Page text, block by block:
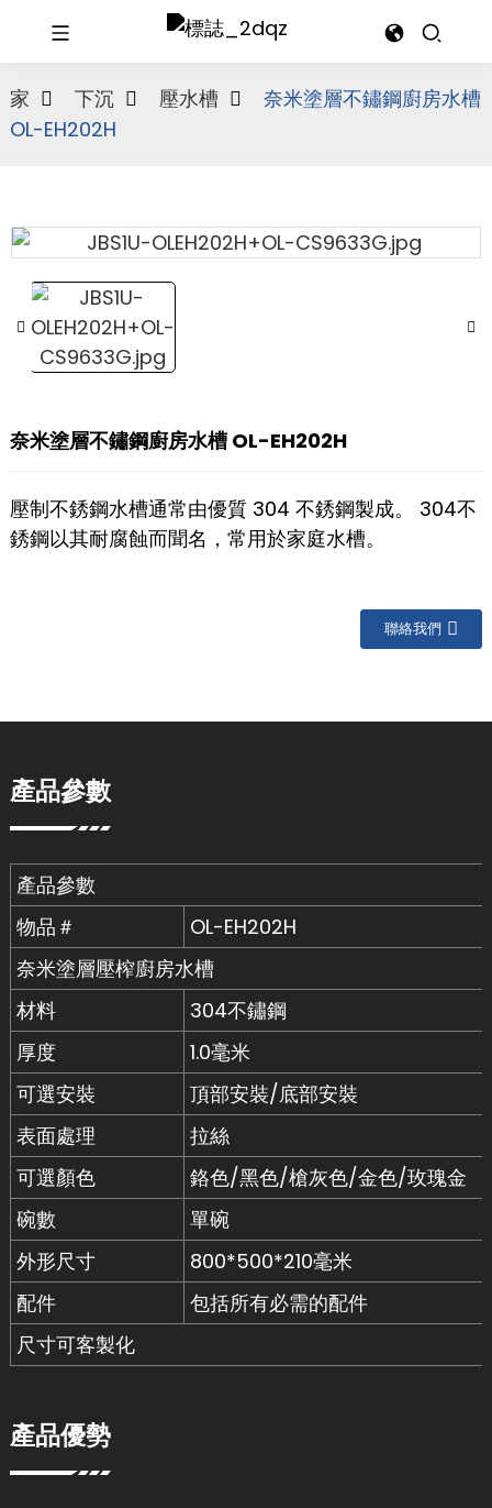
家 下沉 壓水槽
奈米塗層不鏽鋼廚房水槽
OL-EH202H
奈米塗層不鏽鋼廚房水槽 OL-EH202H
壓制不銹鋼水槽通常由優質 304 不銹鋼製成。 304不
銹鋼以其耐腐蝕而聞名，常用於家庭水槽。
聯絡我們
產品參數
產品參數
物品＃
OL-EH202H
奈米塗層壓榨廚房水槽
材料
304不鏽鋼
厚度
1.0毫米
可選安裝
頂部安裝/底部安裝
表面處理
拉絲
可選顏色
鉻色/黑色/槍灰色/金色/玫瑰金
碗數
單碗
外形尺寸
800*500*210毫米
配件
包括所有必需的配件
尺寸可客製化
產品優勢